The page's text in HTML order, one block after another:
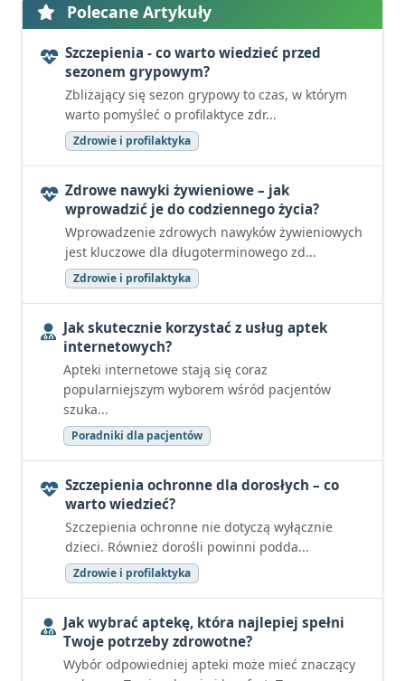
Polecane Artykuły
Szczepienia - co warto wiedzieć przed
sezonem grypowym?
Zbliżający się sezon grypowy to czas, w którym
warto pomyśleć o profilaktyce zdr...
Zdrowie i profilaktyka
Zdrowe nawyki żywieniowe – jak
wprowadzić je do codziennego życia?
Wprowadzenie zdrowych nawyków żywieniowych
jest kluczowe dla długoterminowego zd...
Zdrowie i profilaktyka
Jak skutecznie korzystać z usług aptek
internetowych?
Apteki internetowe stają się coraz
popularniejszym wyborem wśród pacjentów
szuka...
Poradniki dla pacjentów
Szczepienia ochronne dla dorosłych – co
warto wiedzieć?
Szczepienia ochronne nie dotyczą wyłącznie
dzieci. Również dorośli powinni podda...
Zdrowie i profilaktyka
Jak wybrać aptekę, która najlepiej spełni
Twoje potrzeby zdrowotne?
Wybór odpowiedniej apteki może mieć znaczący